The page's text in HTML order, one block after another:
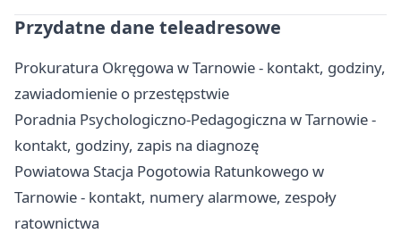
Przydatne dane teleadresowe
Prokuratura Okręgowa w Tarnowie - kontakt, godziny,
zawiadomienie o przestępstwie
Poradnia Psychologiczno-Pedagogiczna w Tarnowie -
kontakt, godziny, zapis na diagnozę
Powiatowa Stacja Pogotowia Ratunkowego w
Tarnowie - kontakt, numery alarmowe, zespoły
ratownictwa